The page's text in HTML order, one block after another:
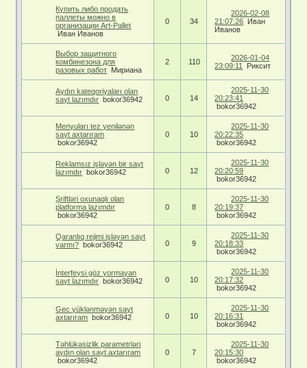
Купить либо продать
паллеты можно в
организации Art-Pallet
Иван Иванов
0 34
2026-02-08
21:07:26 Иван
Иванов
Выбор защитного
комбинезона для
разовых работ Мириана
2 110
2026-01-04
23:09:11
Риксит
Aydın kateqoriyaları olan
sayt lazımdır bokor36942 0 14
2025-11-30
20:23:41
bokor36942
Menyuları tez yenilənən
sayt axtarıram
bokor36942
0 10
2025-11-30
20:22:35
bokor36942
Reklamsız işləyən bir sayt
lazımdır bokor36942 0 12
2025-11-30
20:20:59
bokor36942
Şriftləri oxunaqlı olan
platforma lazımdır
bokor36942
0 8
2025-11-30
20:19:37
bokor36942
Qaranlıq rejimi işləyən sayt
varmı? bokor36942 0 9
2025-11-30
20:18:33
bokor36942
İnterfeysi göz yormayan
sayt lazımdır bokor36942 0 10
2025-11-30
20:17:32
bokor36942
Gec yüklənməyən sayt
axtarıram bokor36942 0 10
2025-11-30
20:16:31
bokor36942
Təhlükəsizlik parametrləri
aydın olan sayt axtarıram
bokor36942
0 7
2025-11-30
20:15:30
bokor36942